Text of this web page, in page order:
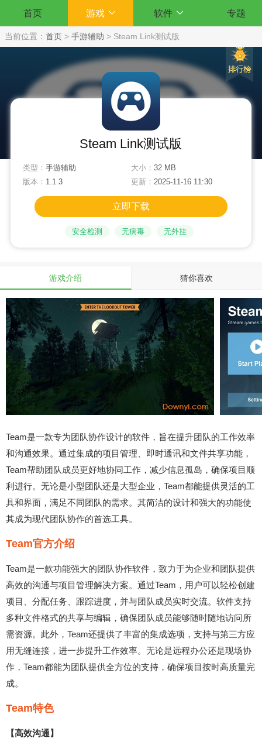
首页 游戏 软件 专题
当前位置： 首页 > 手游辅助 > Steam Link测试版
Steam Link测试版
类型： 手游辅助 大小： 32 MB
版本： 1.1.3 更新： 2025-11-16 11:30
立即下载
安全检测 无病毒 无外挂
游戏介绍 猜你喜欢
Team是一款专为团队协作设计的软件，旨在提升团队的工作效率
和沟通效果。通过集成的项目管理、即时通讯和文件共享功能，
Team帮助团队成员更好地协同工作，减少信息孤岛，确保项目顺
利进行。无论是小型团队还是大型企业，Team都能提供灵活的工
具和界面，满足不同团队的需求。其简洁的设计和强大的功能使
其成为现代团队协作的首选工具。
Team官方介绍
Team是一款功能强大的团队协作软件，致力于为企业和团队提供
高效的沟通与项目管理解决方案。通过Team，用户可以轻松创建
项目、分配任务、跟踪进度，并与团队成员实时交流。软件支持
多种文件格式的共享与编辑，确保团队成员能够随时随地访问所
需资源。此外，Team还提供了丰富的集成选项，支持与第三方应
用无缝连接，进一步提升工作效率。无论是远程办公还是现场协
作，Team都能为团队提供全方位的支持，确保项目按时高质量完
成。
Team特色
【高效沟通】